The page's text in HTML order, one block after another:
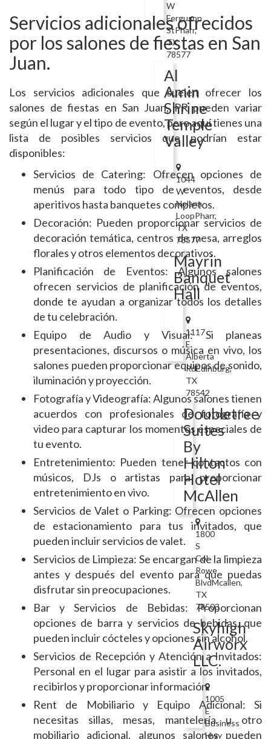
W
Ferguson
StPharr,
TX
78577
Al
Amin
Shrine
Temple
Valley
1044
W
Nolana
LoopPharr,
TX
78577
Mayrin
Banquet
Hall
1117
E
Alberta
RdEdinburg,
TX
78542
Doubletree
Suites
By
Hilton
Hotel
McAllen
1800
S
Col
Rowe
BlvdMcallen,
TX
78503
Skyhigh
Airworx
LLC.
1005
E
Business
Hwy
Servicios adicionales ofrecidos
por los salones de fiestas en San
Juan.
Los servicios adicionales que suelen ofrecer los
salones de fiestas en San Juan, PR pueden variar
según el lugar y el tipo de evento, pero aquí tienes una
lista de posibles servicios que podrían estar
disponibles:
Servicios de Catering: Ofrecen opciones de
menús para todo tipo de eventos, desde
aperitivos hasta banquetes completos.
Decoración: Pueden proporcionar servicios de
decoración temática, centros de mesa, arreglos
florales y otros elementos decorativos.
Planificación de Eventos: Algunos salones
ofrecen servicios de planificación de eventos,
donde te ayudan a organizar todos los detalles
de tu celebración.
Equipo de Audio y Visual: Si planeas
presentaciones, discursos o música en vivo, los
salones pueden proporcionar equipos de sonido,
iluminación y proyección.
Fotografía y Videografía: Algunos salones tienen
acuerdos con profesionales de fotografía y
video para capturar los momentos especiales de
tu evento.
Entretenimiento: Pueden tener contactos con
músicos, DJs o artistas para proporcionar
entretenimiento en vivo.
Servicios de Valet o Parking: Ofrecen opciones
de estacionamiento para tus invitados, que
pueden incluir servicios de valet.
Servicios de Limpieza: Se encargan de la limpieza
antes y después del evento para que puedas
disfrutar sin preocupaciones.
Bar y Servicios de Bebidas: Proporcionan
opciones de barra y servicios de bebidas, que
pueden incluir cócteles y opciones sin alcohol.
Servicios de Recepción y Atención a Invitados:
Personal en el lugar para asistir a los invitados,
recibirlos y proporcionar información.
Rent de Mobiliario y Equipo Adicional: Si
necesitas sillas, mesas, mantelería u otro
mobiliario adicional, algunos salones pueden